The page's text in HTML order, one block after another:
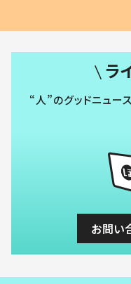
ラ
“人”のグッドニュー
お問い